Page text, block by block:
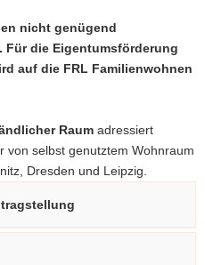
nicht genügend
Für die Eigentumsförderung
auf die FRL Familienwohnen
Raum adressiert
von selbst genutztem Wohnraum
Dresden und Leipzig.